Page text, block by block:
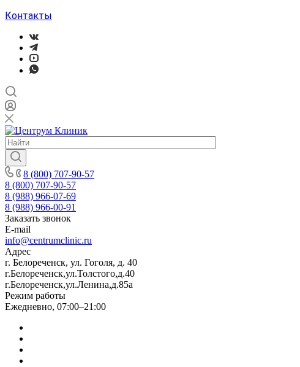
Контакты
8 (800) 707-90-57
8 (800) 707-90-57
8 (988) 966-07-69
8 (988) 966-00-91
Заказать звонок
E-mail
info@centrumclinic.ru
Адрес
г. Белореченск, ул. Гоголя, д. 40
г.Белореченск,ул.Толстого,д.40
г.Белореченск,ул.Ленина,д.85а
Режим работы
Ежедневно, 07:00–21:00